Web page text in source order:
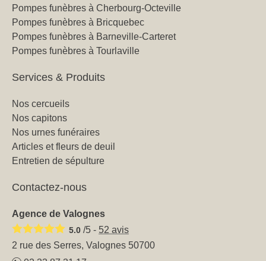
Pompes funèbres à Cherbourg-Octeville
Pompes funèbres à Bricquebec
Pompes funèbres à Barneville-Carteret
Pompes funèbres à Tourlaville
Services & Produits
Nos cercueils
Nos capitons
Nos urnes funéraires
Articles et fleurs de deuil
Entretien de sépulture
Contactez-nous
Agence de Valognes
5.0 /5 - 52 avis
2 rue des Serres, Valognes 50700